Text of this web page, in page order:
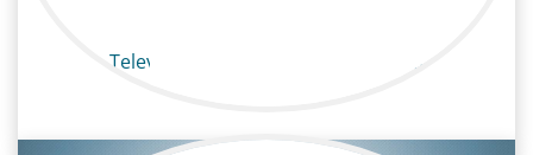
Televisión / Maquillaje y peluquería